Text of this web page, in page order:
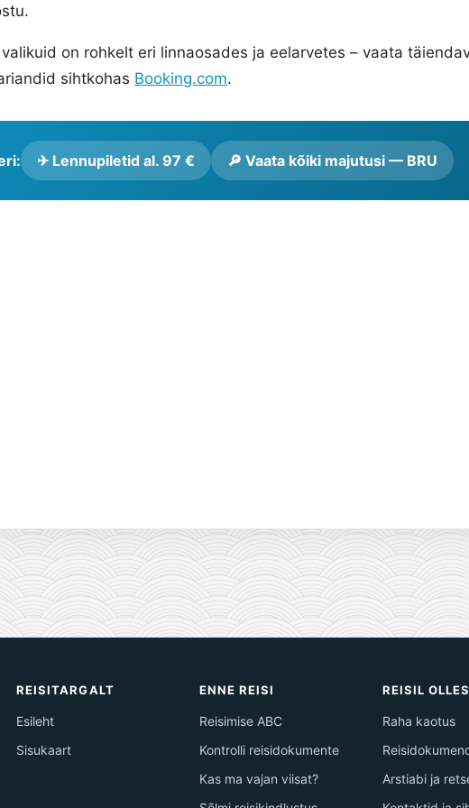
on rohkelt eri linnaosades ja eelarvetes – vaata
sihtkohas Booking.com.
✈ Lennupiletid al. 97 € 🔎 Vaata kõiki majutusi — BRU
REISITARGALT
Esileht
Sisukaart
ENNE REISI
Reisimise ABC
Kontrolli reisidokumente
Kas ma vajan viisat?
REISIL
Raha kaotus
Arstiabi ja